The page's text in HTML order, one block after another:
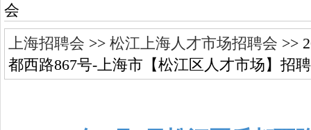
会
上海招聘会 >> 松江上海人才市场招聘会 >>
都西路867号-上海市【松江区人才市场】招